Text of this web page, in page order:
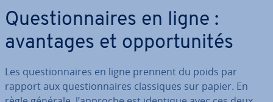
Ques­tion­naires en ligne :
avantages et op­por­tu­ni­tés
Les ques­tion­naires en ligne prennent du poids par
rapport aux ques­tion­naires clas­siques sur papier. En